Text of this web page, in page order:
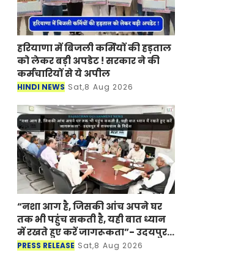
हरियाणा में बिजली कर्मियों की हड़ताल
को लेकर बड़ी अपडेट ! सरकार ने की
कर्मचारियों से ये अपील
HINDI NEWS Sat,8 Aug 2026
“नशा आग है, जिसकी आंच अपने घर
तक भी पहुंच सकती है, यही बात ध्यान
में रखते हुए करें जागरूकता”- उदयपुर
में राज्यपाल के निर्देश
PRESS RELEASE Sat,8 Aug 2026